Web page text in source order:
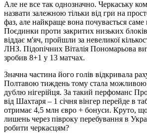
Але не все так однозначно. Черкаську
назвати залежною тільки від гри на
фаз, але найкраще вона почувається
Поєдинки проти закритих низьких
віддає м'яч, пройшли за невеликої
ЛНЗ. Підопічних Віталія Пономарьова
зробив 8+1 у 13 матчах.
Значна частина його голів відкривала
Полтавою тиждень тому стала можливою
дублю нігерійця. За такий перфоманс
від Шахтаря – 1 січня вінгер перейде в
отримає 4,5 млн євро + бонуси. Круто, що
лишень через півроку перебування в
робити черкасцям?